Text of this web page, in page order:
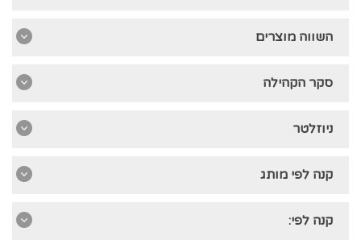
השווה מוצרים
סקר הקהילה
ניוזלטר
קנה לפי מותג
קנה לפי: